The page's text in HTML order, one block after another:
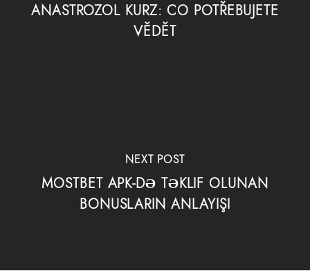
ANASTROZOL KURZ: CO POTŘEBUJETE
VĚDĚT
NEXT POST
MOSTBET APK-DƏ TƏKLIF OLUNAN
BONUSLARIN ANLAYIŞI